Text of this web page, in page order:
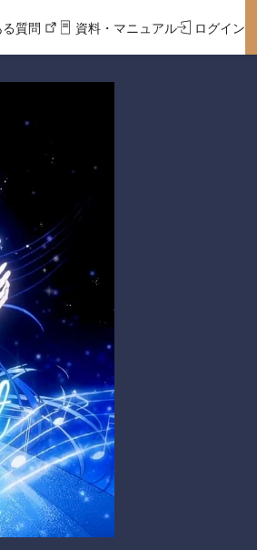
質問 資料・マニュアル ログイン